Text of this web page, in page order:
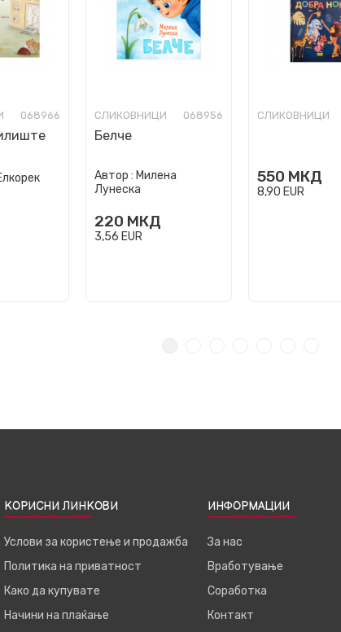
068966 СЛИКОВНИЦИ 068956
Белче
Автор : Милена
Лунеска
220 МКД
3,56 EUR
СЛИКОВНИЦИ
550 МКД
8,90 EUR
КОРИСНИ ЛИНКОВИ
Услови за користење и продажба
Политика на приватност
Како да купувате
Начини на плаќање
ИНФОРМАЦИИ
За нас
Вработување
Соработка
Контакт